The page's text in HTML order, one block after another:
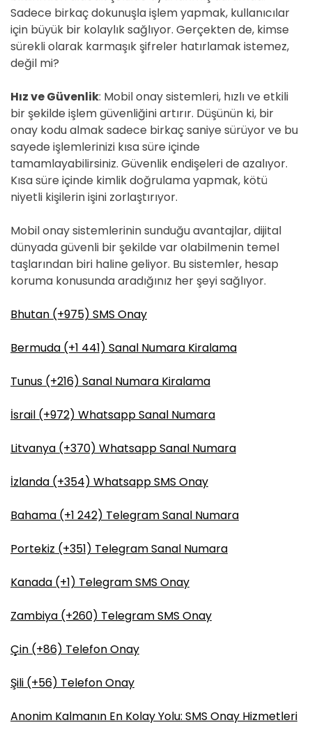
Sadece birkaç dokunuşla işlem yapmak, kullanıcılar
için büyük bir kolaylık sağlıyor. Gerçekten de, kimse
sürekli olarak karmaşık şifreler hatırlamak istemez,
değil mi?
Hız ve Güvenlik: Mobil onay sistemleri, hızlı ve etkili
bir şekilde işlem güvenliğini artırır. Düşünün ki, bir
onay kodu almak sadece birkaç saniye sürüyor ve bu
sayede işlemlerinizi kısa süre içinde
tamamlayabilirsiniz. Güvenlik endişeleri de azalıyor.
Kısa süre içinde kimlik doğrulama yapmak, kötü
niyetli kişilerin işini zorlaştırıyor.
Mobil onay sistemlerinin sunduğu avantajlar, dijital
dünyada güvenli bir şekilde var olabilmenin temel
taşlarından biri haline geliyor. Bu sistemler, hesap
koruma konusunda aradığınız her şeyi sağlıyor.
Bhutan (+975) SMS Onay
Bermuda (+1 441) Sanal Numara Kiralama
Tunus (+216) Sanal Numara Kiralama
İsrail (+972) Whatsapp Sanal Numara
Litvanya (+370) Whatsapp Sanal Numara
İzlanda (+354) Whatsapp SMS Onay
Bahama (+1 242) Telegram Sanal Numara
Portekiz (+351) Telegram Sanal Numara
Kanada (+1) Telegram SMS Onay
Zambiya (+260) Telegram SMS Onay
Çin (+86) Telefon Onay
Şili (+56) Telefon Onay
Anonim Kalmanın En Kolay Yolu: SMS Onay Hizmetleri